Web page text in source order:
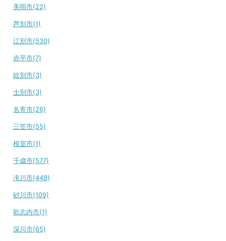
美唄市(22)
芦別市(1)
江別市(530)
赤平市(7)
紋別市(3)
士別市(3)
名寄市(26)
三笠市(55)
根室市(1)
千歳市(577)
滝川市(448)
砂川市(109)
歌志内市(1)
深川市(65)